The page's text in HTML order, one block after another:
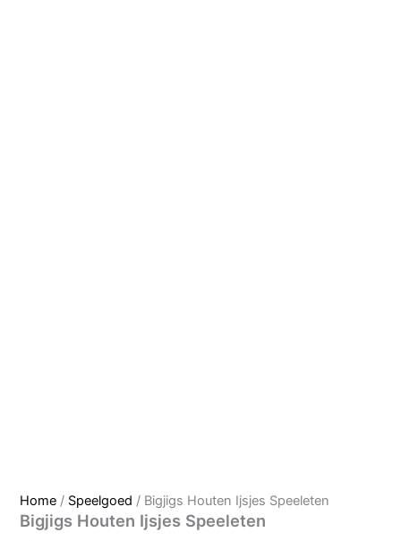
Home / Speelgoed / Bigjigs Houten Ijsjes Speeleten
Bigjigs Houten Ijsjes Speeleten